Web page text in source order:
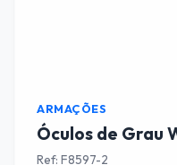
ARMAÇÕES
Óculos de Grau
Ref: F8597-2